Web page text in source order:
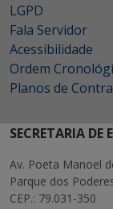
LGPD
Fala Servidor
Acessibilidade
Ordem
Planos de
SECRETARIA DE
Av. Poeta Manoel
Parque dos
CEP.: 79.031-350